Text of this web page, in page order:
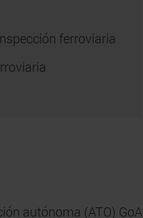
ferroviaria
autónoma (ATO) GoA